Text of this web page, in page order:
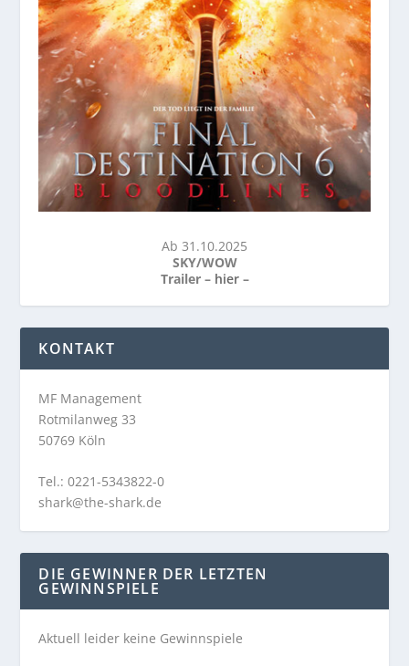
Ab 31.10.2025
SKY/WOW
Trailer – hier –
KONTAKT
MF Management
Rotmilanweg 33
50769 Köln
Tel.: 0221-5343822-0
shark@the-shark.de
DIE GEWINNER DER LETZTEN
GEWINNSPIELE
Aktuell leider keine Gewinnspiele